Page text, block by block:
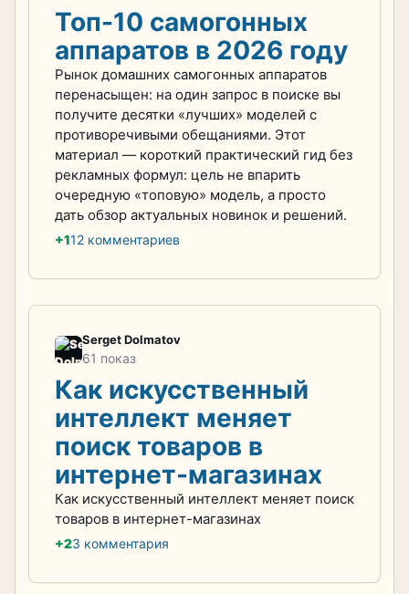
Топ-10 самогонных
аппаратов в 2026 году
Рынок домашних самогонных аппаратов
перенасыщен: на один запрос в поиске вы
получите десятки «лучших» моделей с
противоречивыми обещаниями. Этот
материал — короткий практический гид без
рекламных формул: цель не впарить
очередную «топовую» модель, а просто
дать обзор актуальных новинок и решений.
+112 комментариев
Serget Dolmatov
61 показ
Как искусственный
интеллект меняет
поиск товаров в
интернет-магазинах
Как искусственный интеллект меняет поиск
товаров в интернет-магазинах
+23 комментария